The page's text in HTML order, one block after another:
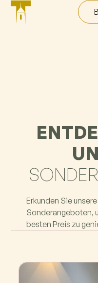
Erkunden Sie
Sonderangeboten,
besten Preis zu